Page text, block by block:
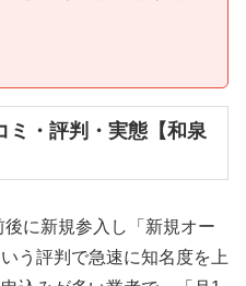
ミ・評判・実態【和泉
に新規参入し「新規オー
う評判で急速に知名度を上